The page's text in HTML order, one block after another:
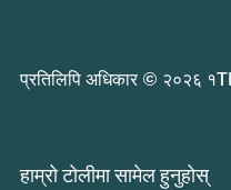
प्रतिलिपि अधिकार © २०२६
हाम्रो टोलीमा सामेल हुनुहोस्